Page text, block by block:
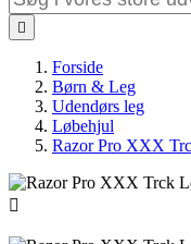

Forside
Børn & Leg
Udendørs leg
Løbehjul
Razor Pro XXX
